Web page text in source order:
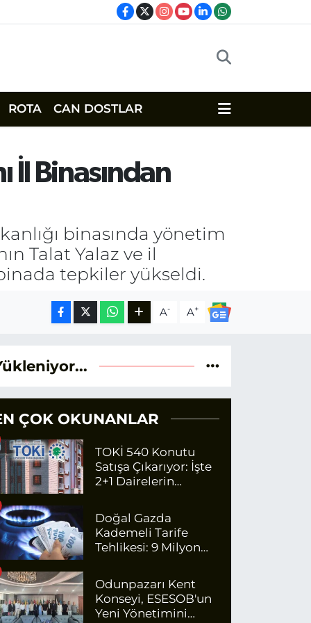
ROTA CAN DOSTLAR
İl Binasından
binasında yönetim
Talat Yalaz ve il
tepkiler yükseldi.
A- A+
ÇOK OKUNANLAR
TOKİ 540 Konutu
Satışa Çıkarıyor: İşte
2+1 Dairelerin
Doğal Gazda
Kademeli Tarife
Tehlikesi: 9 Milyon
Ödeyecek
Odunpazarı Kent
Konseyi, ESESOB'un
Yeni Yönetimini